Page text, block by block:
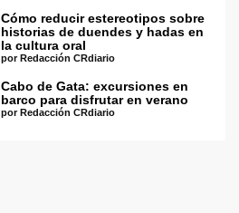
Cómo reducir estereotipos sobre
historias de duendes y hadas en
la cultura oral
por Redacción CRdiario
Cabo de Gata: excursiones en
barco para disfrutar en verano
por Redacción CRdiario